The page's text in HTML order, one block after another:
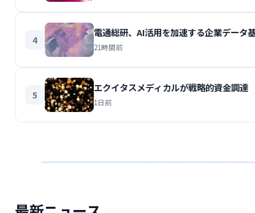
4
電通総研、AI活用を加速する企業デー
21時間前
5
エクイタスメディカルが戦略的資金調
1日前